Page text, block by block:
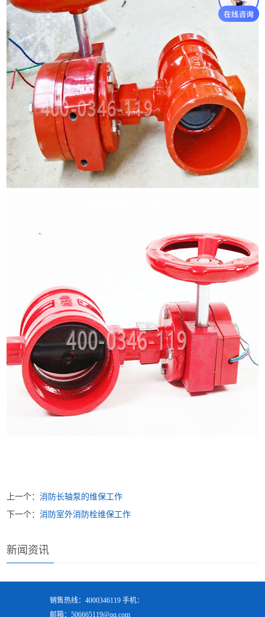
上一个：消防长轴泵的维保工作
下一个：消防室外消防栓维保工作
新闻资讯
销售热线：4000346119 手机：
邮箱：506665119@qq.com